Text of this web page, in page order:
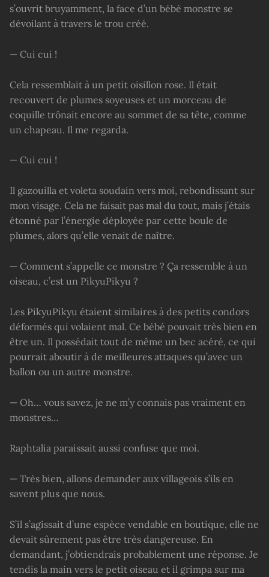
s’ouvrit bruyamment, la face d’un bébé monstre se
dévoilant à travers le trou créé.
— Cui cui !
Cela ressemblait à un petit oisillon rose. Il était
recouvert de plumes soyeuses et un morceau de
coquille trônait encore au sommet de sa tête, comme
un chapeau. Il me regarda.
— Cui cui !
Il gazouilla et voleta soudain vers moi, rebondissant sur
mon visage. Cela ne faisait pas mal du tout, mais j’étais
étonné par l’énergie déployée par cette boule de
plumes, alors qu’elle venait de naître.
— Comment s’appelle ce monstre ? Ça ressemble à un
oiseau, c’est un PikyuPikyu ?
Les PikyuPikyu étaient similaires à des petits condors
déformés qui volaient mal. Ce bébé pouvait très bien en
être un. Il possédait tout de même un bec acéré, ce qui
pourrait aboutir à de meilleures attaques qu’avec un
ballon ou un autre monstre.
— Oh… vous savez, je ne m’y connais pas vraiment en
monstres…
Raphtalia paraissait aussi confuse que moi.
— Très bien, allons demander aux villageois s’ils en
savent plus que nous.
S’il s’agissait d’une espèce vendable en boutique, elle ne
devait sûrement pas être très dangereuse. En
demandant, j’obtiendrais probablement une réponse. Je
tendis la main vers le petit oiseau et il grimpa sur ma